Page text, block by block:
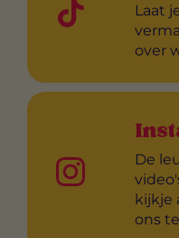
Laat
over
De
kijkje
ons